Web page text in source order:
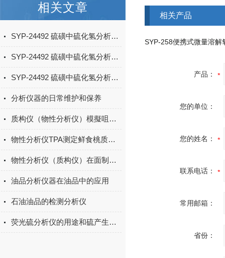
相关文章
SYP-24492 硫磺中硫化氢分析仪准备与试验步骤
SYP-24492 硫磺中硫化氢分析仪性能和特点
SYP-24492 硫磺中硫化氢分析仪操作步骤
分析仪器的日常维护和保养
质构仪（物性分析仪）模擬咀嚼的多次挤压裝置
物性分析仪TPA测定鲜食桃质构条件的优化
物性分析仪（质构仪）在面制品方面中的应用
油品分析仪器在油品中的应用
石油油品的检测分析仪
荧光硫分析仪的用途和硫产生的危害
相关产品
产品：
您的单位：
您的姓名：
联系电话：
常用邮箱：
省份：